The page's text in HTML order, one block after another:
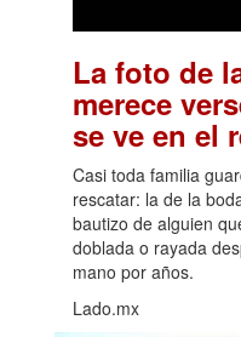
La foto de
merece
se ve en el
Casi toda familia
rescatar: la de la
bautizo de alguien
doblada o rayada
mano por años.
Lado.mx